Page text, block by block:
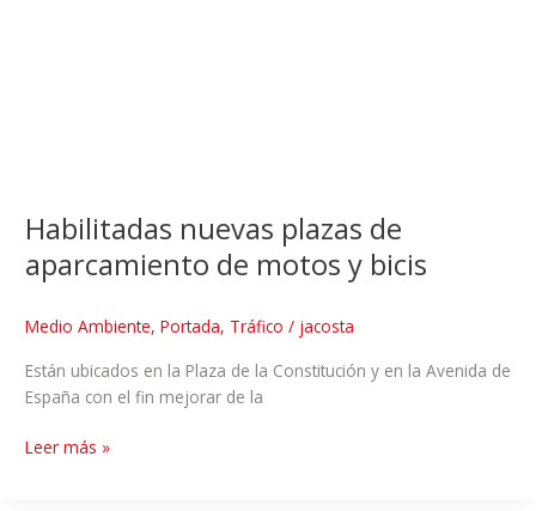
Habilitadas nuevas plazas de
aparcamiento de motos y bicis
Medio Ambiente, Portada, Tráfico / jacosta
Están ubicados en la Plaza de la Constitución y en la Avenida de
España con el fin mejorar de la
Leer más »